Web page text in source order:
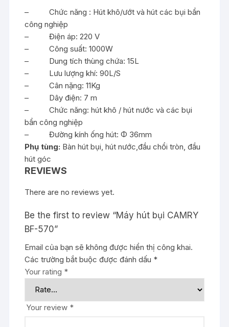
– Chức năng : Hút khô/ướt và hút các bụi bẩn
công nghiệp
– Điện áp: 220 V
– Công suất: 1000W
– Dung tích thùng chứa: 15L
– Lưu lượng khí: 90L/S
– Cân nặng: 11Kg
– Dây điện: 7 m
– Chức năng: hút khô / hút nước và các bụi
bẩn công nghiệp
– Đường kính ống hút: Φ 36mm
Phụ tùng: Bàn hút bụi, hút nước,đầu chổi tròn, đầu
hút góc
REVIEWS
There are no reviews yet.
Be the first to review “Máy hút bụi CAMRY
BF-570”
Email của bạn sẽ không được hiển thị công khai.
Các trường bắt buộc được đánh dấu *
Your rating *
Your review *